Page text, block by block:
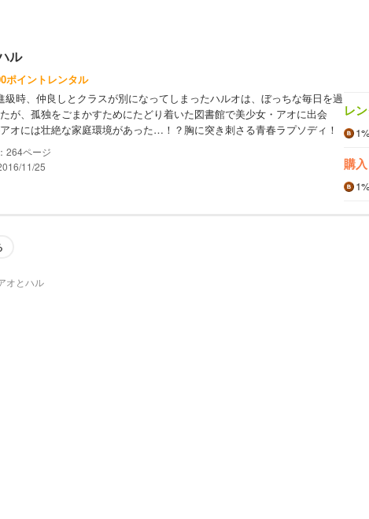
ル
ポイントレンタル
級時、仲良しとクラスが別になってしまったハルオは、ぼっちな毎日を過
が、孤独をごまかすためにたどり着いた図書館で美少女・アオに出会
オには壮絶な家庭環境があった…！？胸に突き刺さる青春ラプソディ！
264
11/25
レ
1%
購入
1%
オとハル